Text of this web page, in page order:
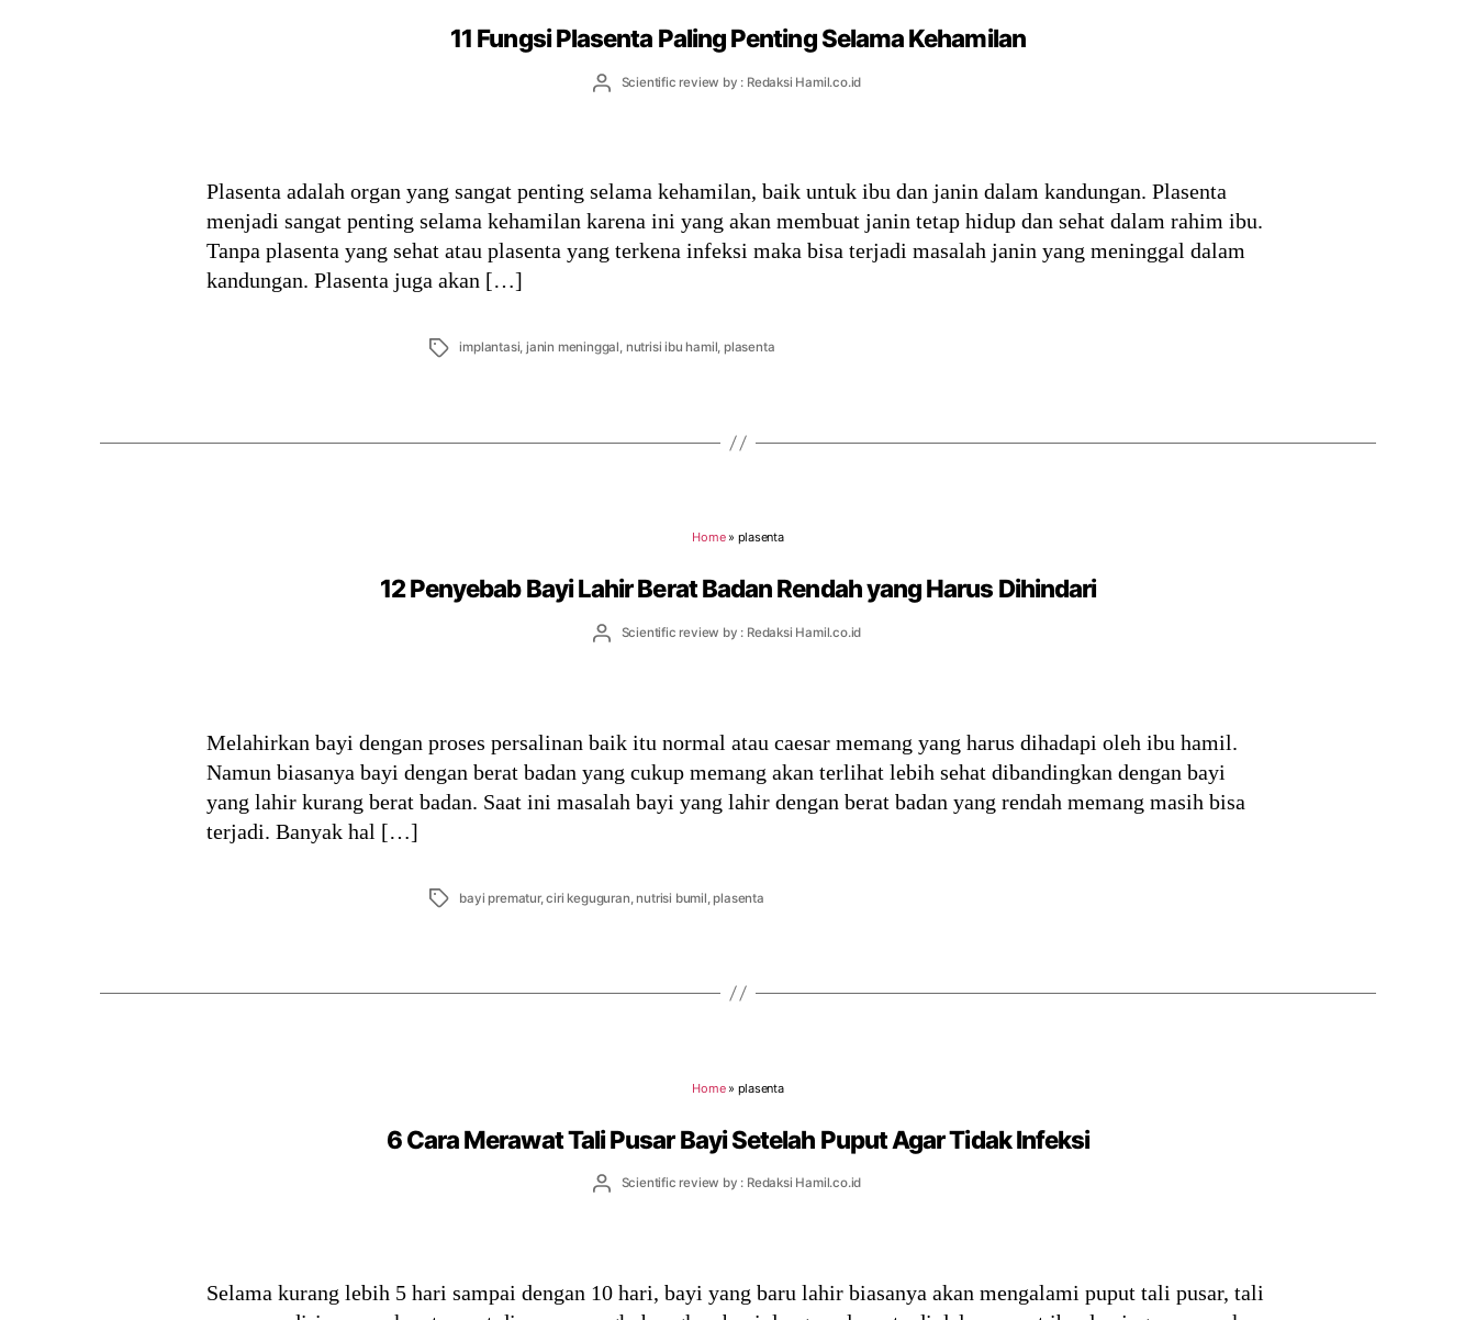
11 Fungsi Plasenta Paling Penting Selama Kehamilan
PostScientific review by : Redaksi Hamil.co.id
Plasenta adalah organ yang sangat penting selama kehamilan, baik untuk ibu dan janin dalam kandungan. Plasenta
menjadi sangat penting selama kehamilan karena ini yang akan membuat janin tetap hidup dan sehat dalam rahim ibu.
Tanpa plasenta yang sehat atau plasenta yang terkena infeksi maka bisa terjadi masalah janin yang meninggal dalam
kandungan. Plasenta juga akan […]
Tags implantasi, janin meninggal, nutrisi ibu hamil, plasenta
Home» plasenta
12 Penyebab Bayi Lahir Berat Badan Rendah yang Harus Dihindari
PostScientific review by : Redaksi Hamil.co.id
Melahirkan bayi dengan proses persalinan baik itu normal atau caesar memang yang harus dihadapi oleh ibu hamil.
Namun biasanya bayi dengan berat badan yang cukup memang akan terlihat lebih sehat dibandingkan dengan bayi
yang lahir kurang berat badan. Saat ini masalah bayi yang lahir dengan berat badan yang rendah memang masih bisa
terjadi. Banyak hal […]
Tags bayi prematur,ciri keguguran ,nutrisi bumil ,plasenta
Home» plasenta
6 Cara Merawat Tali Pusar Bayi Setelah Puput Agar Tidak Infeksi
PostScientific review by : Redaksi Hamil.co.id
Selama kurang lebih 5 hari sampai dengan 10 hari, bayi yang baru lahir biasanya akan mengalami puput tali pusar, tali